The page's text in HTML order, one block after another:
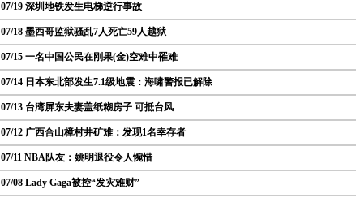
07/19 深圳地铁发生电梯逆行事故
07/18 墨西哥监狱骚乱7人死亡59人越狱
07/15 一名中国公民在刚果(金)空难中罹难
07/14 日本东北部发生7.1级地震：海啸警报已解除
07/13 台湾屏东夫妻盖纸糊房子 可抵台风
07/12 广西合山樟村井矿难：发现1名幸存者
07/11 NBA队友：姚明退役令人惋惜
07/08 Lady Gaga被控“发灾难财”